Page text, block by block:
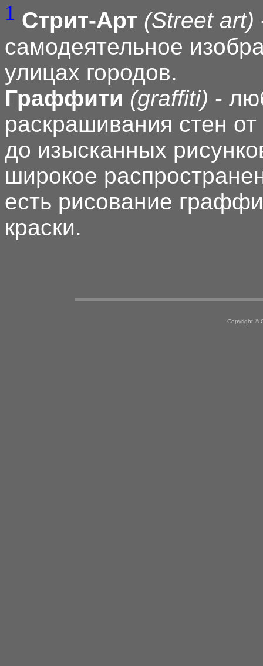
1 Стрит-Арт (Street art)
самодеятельное
улицах городов.
Граффити (graffiti) -
раскрашивания стен
до изысканных
широкое
есть рисование
краски.
Copyright ©